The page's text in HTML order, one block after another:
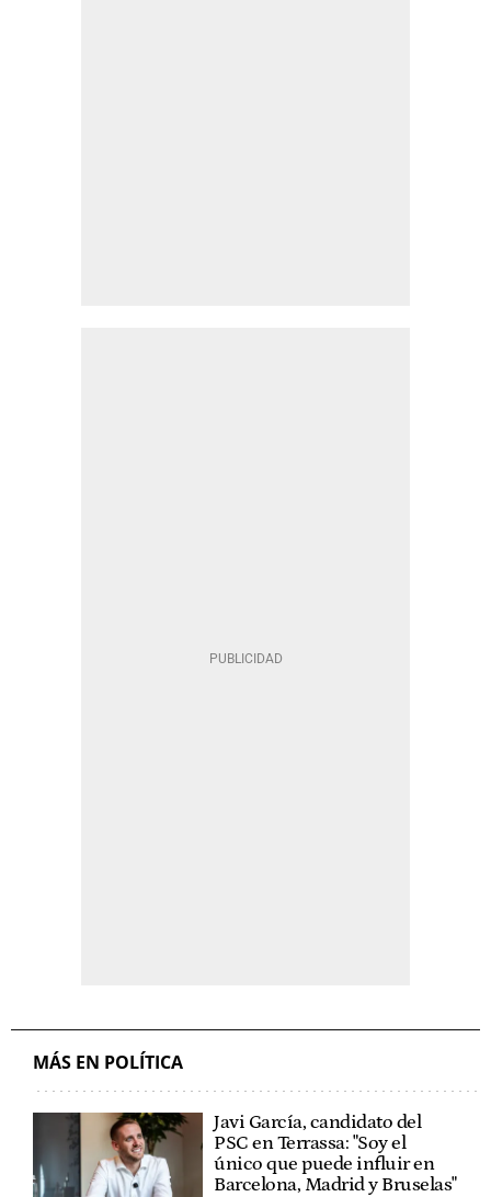
MÁS EN POLÍTICA
Javi García, candidato del
PSC en Terrassa: "Soy el
único que puede influir en
Barcelona, Madrid y Bruselas"